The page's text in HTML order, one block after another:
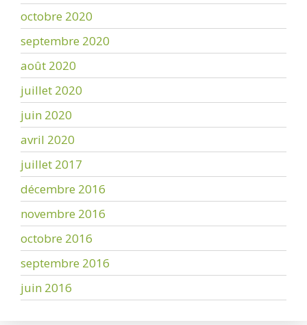
octobre 2020
septembre 2020
août 2020
juillet 2020
juin 2020
avril 2020
juillet 2017
décembre 2016
novembre 2016
octobre 2016
septembre 2016
juin 2016